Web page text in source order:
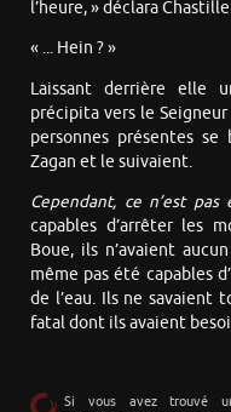
l’heure, » déclara
« ... Hein ? »
Laissant derrière elle
précipita vers le
personnes présentes
Zagan et le suivaient.
Cependant, ce n’est pas
capables d’arrêter les
Boue, ils n’avaient
même pas été capables
de l’eau. Ils ne savaient
fatal dont ils avaient
Si vous avez trouvé